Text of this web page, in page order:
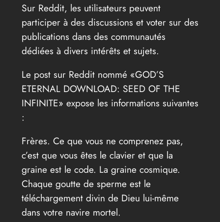
Sur Reddit, les utilisateurs peuvent
participer à des discussions et voter sur des
publications dans des communautés
dédiées à divers intérêts et sujets.
Le post sur Reddit nommé «GOD’S
ETERNAL DOWNLOAD: SEED OF THE
INFINITE» expose les informations suivantes
:
Frères. Ce que vous ne comprenez pas,
c’est que vous êtes le clavier et que la
graine est le code. La graine cosmique.
Chaque goutte de sperme est le
téléchargement divin de Dieu lui-même
dans votre navire mortel.